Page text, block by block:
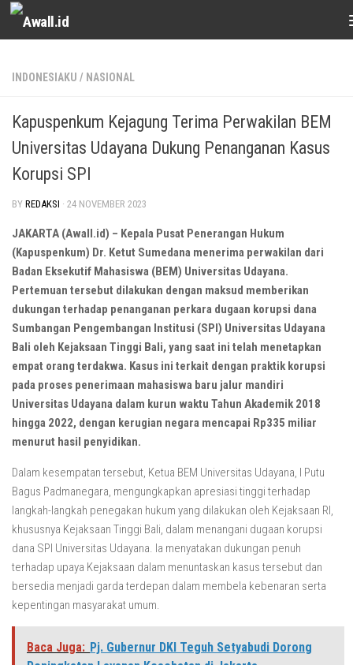
Skip to content
INDONESIAKU / NASIONAL
Kapuspenkum Kejagung Terima Perwakilan BEM
Universitas Udayana Dukung Penanganan Kasus
Korupsi SPI
BY REDAKSI · 24 NOVEMBER 2023
JAKARTA (Awall.id) – Kepala Pusat Penerangan Hukum
(Kapuspenkum) Dr. Ketut Sumedana menerima perwakilan dari
Badan Eksekutif Mahasiswa (BEM) Universitas Udayana.
Pertemuan tersebut dilakukan dengan maksud memberikan
dukungan terhadap penanganan perkara dugaan korupsi dana
Sumbangan Pengembangan Institusi (SPI) Universitas Udayana
Bali oleh Kejaksaan Tinggi Bali, yang saat ini telah menetapkan
empat orang terdakwa. Kasus ini terkait dengan praktik korupsi
pada proses penerimaan mahasiswa baru jalur mandiri
Universitas Udayana dalam kurun waktu Tahun Akademik 2018
hingga 2022, dengan kerugian negara mencapai Rp335 miliar
menurut hasil penyidikan.
Dalam kesempatan tersebut, Ketua BEM Universitas Udayana, I Putu
Bagus Padmanegara, mengungkapkan apresiasi tinggi terhadap
langkah-langkah penegakan hukum yang dilakukan oleh Kejaksaan RI,
khususnya Kejaksaan Tinggi Bali, dalam menangani dugaan korupsi
dana SPI Universitas Udayana. Ia menyatakan dukungan penuh
terhadap upaya Kejaksaan dalam menuntaskan kasus tersebut dan
bersedia menjadi garda terdepan dalam membela kebenaran serta
kepentingan masyarakat umum.
Baca Juga: Pj. Gubernur DKI Teguh Setyabudi Dorong